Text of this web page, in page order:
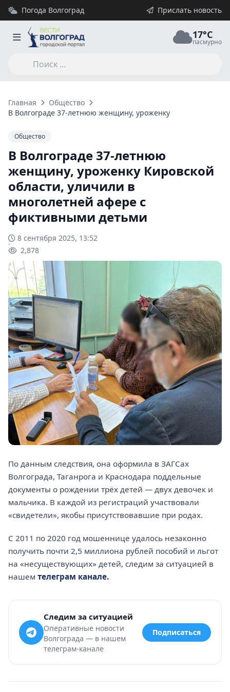
Погода Волгоград Прислать новость
17°C
пасмурно
Главная
Общество
В Волгограде 37-летнюю женщину, уроженку Кировской
Общество
В Волгограде 37-летнюю
женщину, уроженку Кировской
области, уличили в
многолетней афере с
фиктивными детьми
8 сентября 2025, 13:52
2,878
По данным следствия, она оформила в ЗАГСах
Волгограда, Таганрога и Краснодара поддельные
документы о рождении трёх детей — двух девочек и
мальчика. В каждой из регистраций участвовали
«свидетели», якобы присутствовавшие при родах.
С 2011 по 2020 год мошеннице удалось незаконно
получить почти 2,5 миллиона рублей пособий и льгот
на «несуществующих» детей, следим за ситуацией в
нашем телеграм канале.
Следим за ситуацией
Оперативные новости
Волгограда — в нашем
телеграм-канале
Подписаться